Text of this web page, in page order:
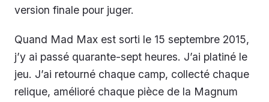
version finale pour juger.
Quand Mad Max est sorti le 15 septembre 2015,
j’y ai passé quarante-sept heures. J’ai platiné le
jeu. J’ai retourné chaque camp, collecté chaque
relique, amélioré chaque pièce de la Magnum